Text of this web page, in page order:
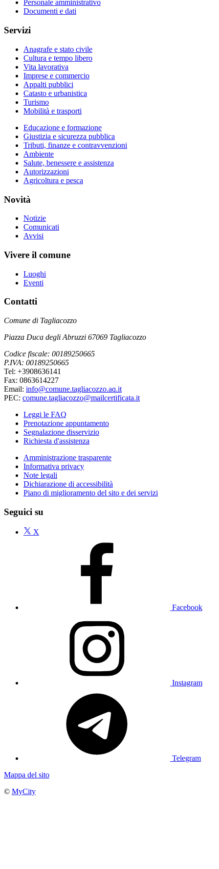
Personale amministrativo
Documenti e dati
Servizi
Anagrafe e stato civile
Cultura e tempo libero
Vita lavorativa
Imprese e commercio
Appalti pubblici
Catasto e urbanistica
Turismo
Mobilità e trasporti
Educazione e formazione
Giustizia e sicurezza pubblica
Tributi, finanze e contravvenzioni
Ambiente
Salute, benessere e assistenza
Autorizzazioni
Agricoltura e pesca
Novità
Notizie
Comunicati
Avvisi
Vivere il comune
Luoghi
Eventi
Contatti
Comune di Tagliacozzo
Piazza Duca degli Abruzzi 67069 Tagliacozzo
Codice fiscale: 00189250665
P.IVA: 00189250665
Tel: +3908636141
Fax: 0863614227
Email: info@comune.tagliacozzo.aq.it
PEC: comune.tagliacozzo@mailcertificata.it
Leggi le FAQ
Prenotazione appuntamento
Segnalazione disservizio
Richiesta d'assistenza
Amministrazione trasparente
Informativa privacy
Note legali
Dichiarazione di accessibilità
Piano di miglioramento del sito e dei servizi
Seguici su
X
Facebook
Instagram
Telegram
Mappa del sito
© MyCity